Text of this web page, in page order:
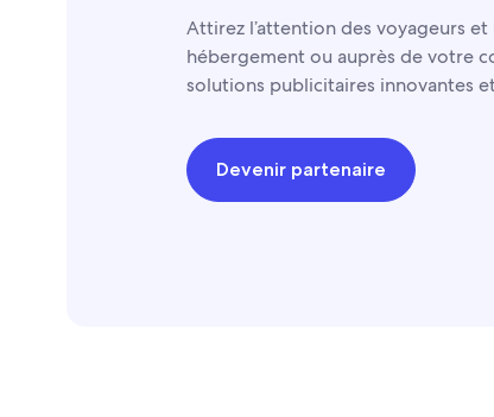
Attirez l’attention des voyageurs
hébergement ou auprès de votre
solutions publicitaires innovantes
Devenir partenaire